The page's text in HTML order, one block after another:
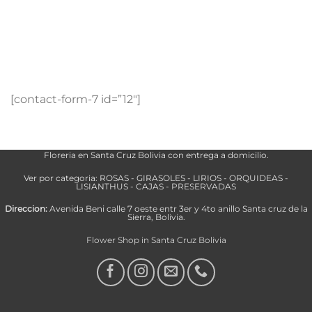
[contact-form-7 id=”12″]
Floreria en Santa Cruz Bolivia con entrega a domicilio.
Ver por categoria: ROSAS - GIRASOLES - LIRIOS - ORQUIDEAS -
LISIANTHUS - CAJAS - PRESERVADAS
Direccion:Avenida Beni calle 7 oeste entr 3er y 4to anillo Santa cruz de la
Sierra, Bolivia.
Flower Shop in Santa Cruz Bolivia